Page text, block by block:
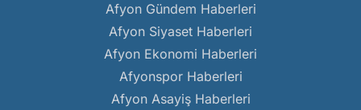
Afyon Gündem Haberleri
Afyon Siyaset Haberleri
Afyon Ekonomi Haberleri
Afyonspor Haberleri
Afyon Asayiş Haberleri